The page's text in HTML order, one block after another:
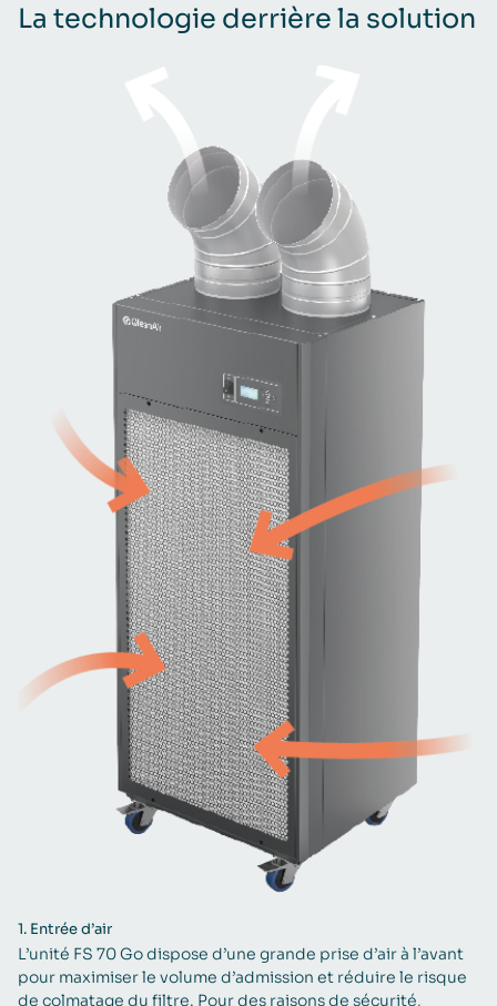
La technologie derrière la solution
1. Entrée d’air
L’unité FS 70 Go dispose d’une grande prise d’air à l’avant
pour maximiser le volume d’admission et réduire le risque
de colmatage du filtre. Pour des raisons de sécurité,